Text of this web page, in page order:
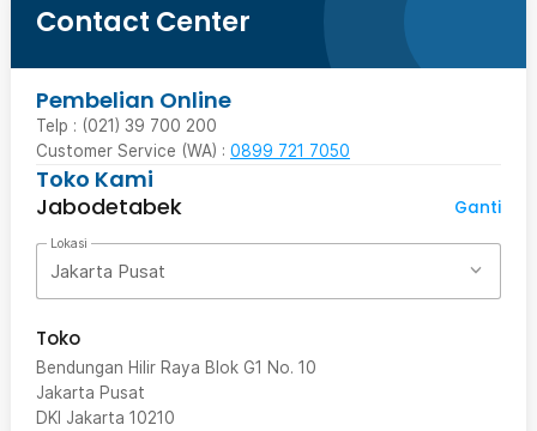
Contact Center
Pembelian Online
Telp : (021) 39 700 200
Customer Service (WA) : 0899 721 7050
Toko Kami
Jabodetabek
Ganti
Lokasi
Jakarta Pusat
Toko
Bendungan Hilir Raya Blok G1 No. 10
Jakarta Pusat
DKI Jakarta 10210